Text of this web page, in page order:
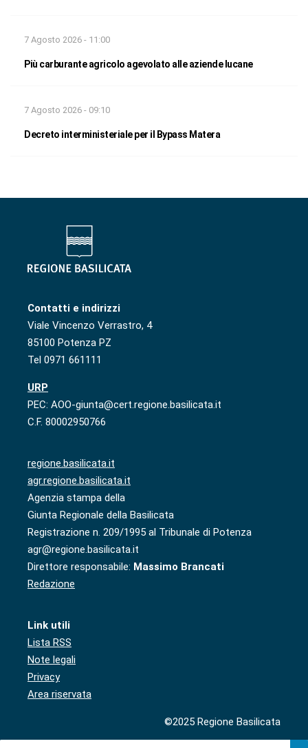
7 Agosto 2026 - 11:00
Più carburante agricolo agevolato alle aziende lucane
7 Agosto 2026 - 09:10
Decreto interministeriale per il Bypass Matera
Contatti e indirizzi
Viale Vincenzo Verrastro, 4
85100 Potenza PZ
Tel 0971 661111
URP
PEC: AOO-giunta@cert.regione.basilicata.it
C.F. 80002950766
regione.basilicata.it
agr.regione.basilicata.it
Agenzia stampa della
Giunta Regionale della Basilicata
Registrazione n. 209/1995 al Tribunale di Potenza
agr@regione.basilicata.it
Direttore responsabile: Massimo Brancati
Redazione
Link utili
Lista RSS
Note legali
Privacy
Area riservata
©2025 Regione Basilicata